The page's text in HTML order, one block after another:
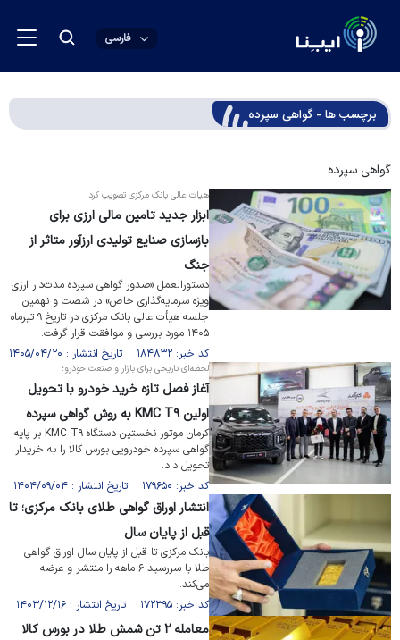
فارسی
برچسب ها - گواهی سپرده
گواهی سپرده
هیات عالی بانک مرکزی تصویب کرد
ابزار جدید تامین مالی ارزی برای
بازسازی صنایع تولیدی ارزآور متاثر از
جنگ
دستورالعمل «صدور گواهی سپرده مدت‌دار ارزی
ویژه سرمایه‌گذاری خاص» در شصت و نهمین
جلسه هیأت عالی بانک مرکزی در تاریخ ۹ تیرماه
۱۴۰۵ مورد بررسی و موافقت قرار گرفت.
کد خبر: ۱۸۴۸۳۲ تاریخ انتشار : ۱۴۰۵/۰۴/۲۰
لحظه‌ای تاریخی برای بازار و صنعت خودرو؛
آغاز فصل تازه خرید خودرو با تحویل
اولین KMC T۹ به روش گواهی سپرده
کرمان موتور نخستین دستگاه KMC T۹ بر پایه
گواهی سپرده خودرویی بورس کالا را به خریدار
تحویل داد.
کد خبر: ۱۷۹۶۵۰ تاریخ انتشار : ۱۴۰۴/۰۹/۰۴
انتشار اوراق گواهی طلای بانک مرکزی؛ تا
قبل از پایان سال
بانک مرکزی تا قبل از پایان سال اوراق گواهی
طلا با سررسید ۶ ماهه را منتشر و عرضه
می‌کند.
کد خبر: ۱۷۲۳۹۵ تاریخ انتشار : ۱۴۰۳/۱۲/۱۶
معامله ۲ تن شمش طلا در بورس کالا